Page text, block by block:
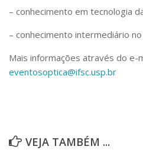
RH, Administrativo e
Assessorias e Mídias
Aplicativos e Sites
– conhecimento em tecnologia
– conhecimento intermediário
Mais informações através do e-
eventosoptica@ifsc.usp.br
VEJA TAMBÉM ...